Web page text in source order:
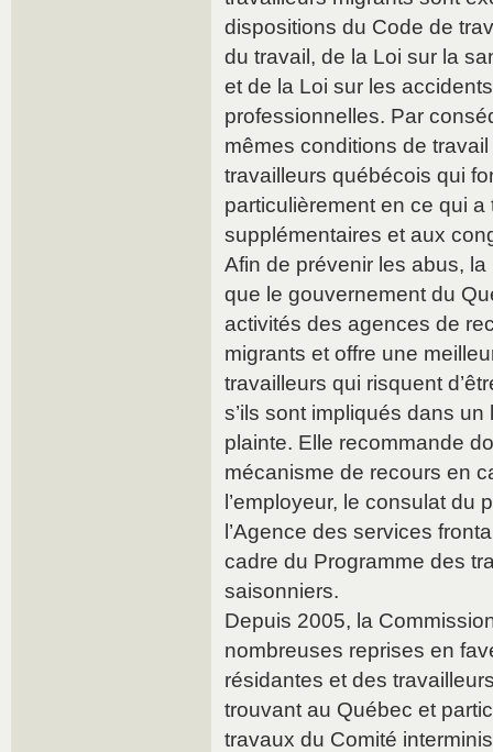
dispositions du Code de
du travail, de la Loi sur la
et de la Loi sur les
professionnelles. Par
mêmes conditions de
travailleurs québécois qui
particulièrement en ce qui a
supplémentaires et aux
Afin de prévenir les abus,
que le gouvernement du
activités des agences de
migrants et offre une
travailleurs qui risquent
s’ils sont impliqués dans
plainte. Elle recommande
mécanisme de recours en
l’employeur, le consulat du
l’Agence des services
cadre du Programme des
saisonniers.
Depuis 2005, la
nombreuses reprises en
résidantes et des
trouvant au Québec et
travaux du Comité